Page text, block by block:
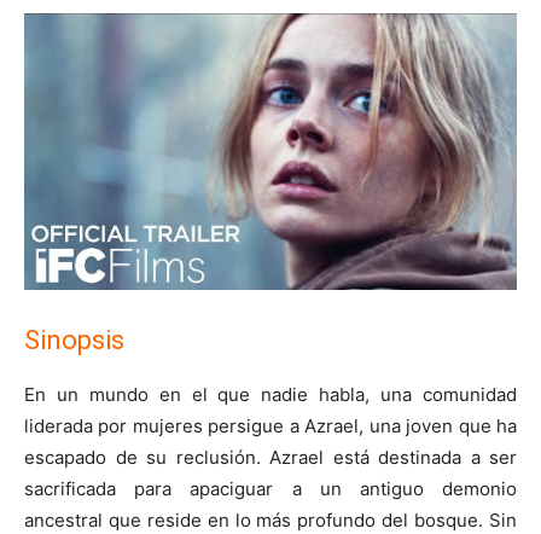
Sinopsis
En un mundo en el que nadie habla, una comunidad
liderada por mujeres persigue a Azrael, una joven que ha
escapado de su reclusión. Azrael está destinada a ser
sacrificada para apaciguar a un antiguo demonio
ancestral que reside en lo más profundo del bosque. Sin